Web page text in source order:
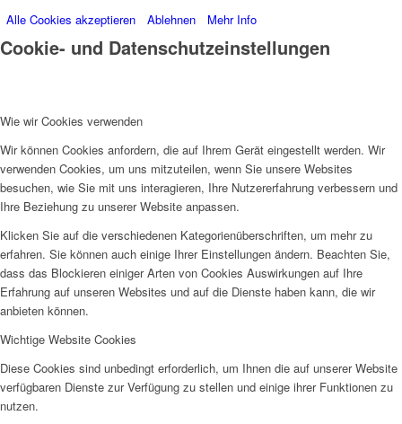
Alle Cookies akzeptieren
Ablehnen Mehr Info
Cookie- und Datenschutzeinstellungen
Wie wir Cookies verwenden
Wir können Cookies anfordern, die auf Ihrem Gerät eingestellt werden. Wir
verwenden Cookies, um uns mitzuteilen, wenn Sie unsere Websites
besuchen, wie Sie mit uns interagieren, Ihre Nutzererfahrung verbessern und
Ihre Beziehung zu unserer Website anpassen.
Klicken Sie auf die verschiedenen Kategorienüberschriften, um mehr zu
erfahren. Sie können auch einige Ihrer Einstellungen ändern. Beachten Sie,
dass das Blockieren einiger Arten von Cookies Auswirkungen auf Ihre
Erfahrung auf unseren Websites und auf die Dienste haben kann, die wir
anbieten können.
Wichtige Website Cookies
Diese Cookies sind unbedingt erforderlich, um Ihnen die auf unserer Website
verfügbaren Dienste zur Verfügung zu stellen und einige ihrer Funktionen zu
nutzen.